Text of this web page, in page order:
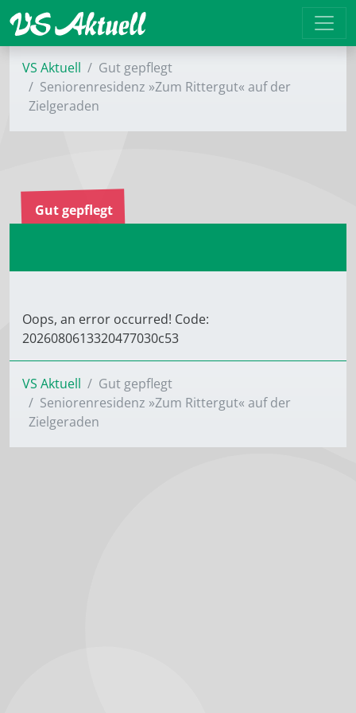
VS Aktuell
Gut gepflegt
Seniorenresidenz »Zum Rittergut« auf der
Zielgeraden
Gut gepflegt
Oops, an error occurred! Code:
2026080613320477030c53
VS Aktuell
Gut gepflegt
Seniorenresidenz »Zum Rittergut« auf der
Zielgeraden